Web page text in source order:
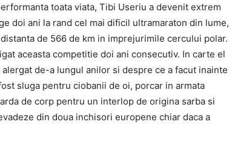
toata viata, Tibi Useriu a devenit extrem
doi ani la rand cel mai dificil ultramaraton din lume,
de 566 de km in imprejurimile cercului polar.
aceasta competitie doi ani consecutiv. In carte el
de-a lungul anilor si despre ce a facut inainte
sluga pentru ciobanii de oi, porcar in armata
de corp pentru un interlop de origina sarba si
din doua inchisori europene chiar daca a